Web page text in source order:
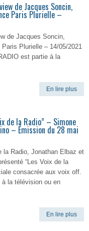
de Jacques Soncin,
Paris Plurielle –
de Jacques Soncin,
Plurielle – 14/05/2021
est partie à la
En lire plus
de la Radio” – Simone
– Émission du 28 mai
la Radio, Jonathan Elbaz et
“Les Voix de la
consacrée aux voix off.
à la télévision ou en
En lire plus